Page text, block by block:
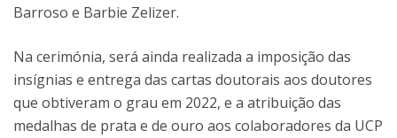
Barroso e Barbie Zelizer.
Na cerimónia, será ainda realizada a imposição das
insígnias e entrega das cartas doutorais aos doutores
que obtiveram o grau em 2022, e a atribuição das
medalhas de prata e de ouro aos colaboradores da UCP